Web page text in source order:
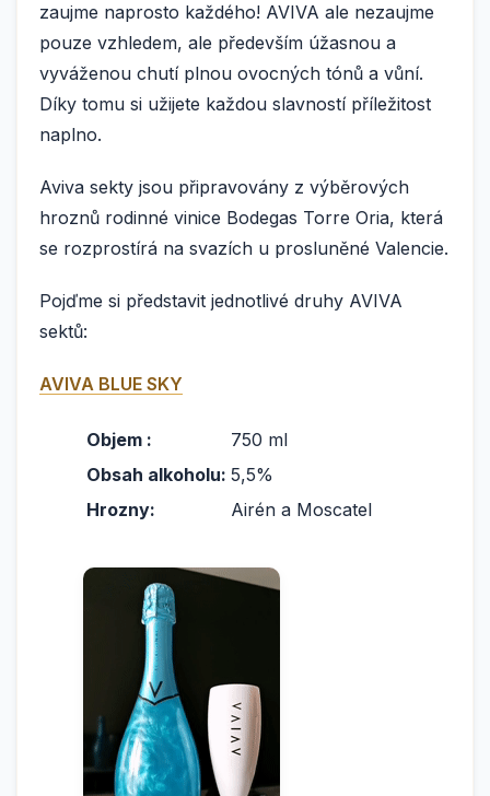
zaujme naprosto každého! AVIVA ale nezaujme
pouze vzhledem, ale především úžasnou a
vyváženou chutí plnou ovocných tónů a vůní.
Díky tomu si užijete každou slavností příležitost
naplno.
Aviva sekty jsou připravovány z výběrových
hroznů rodinné vinice Bodegas Torre Oria, která
se rozprostírá na svazích u prosluněné Valencie.
Pojďme si představit jednotlivé druhy AVIVA
sektů:
AVIVA BLUE SKY
Objem :
750 ml
Obsah alkoholu: 5,5%
Hrozny:
Airén a Moscatel